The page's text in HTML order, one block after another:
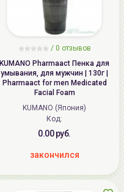
/ 0 отзывов
KUMANO Pharmaact Пенка для
умывания, для мужчин | 130г |
Pharmaact for men Medicated
Facial Foam
KUMANO (Япония)
Код:
0.00 руб.
закончился